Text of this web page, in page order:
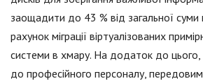
заощадити до 43 % від загальної суми
рахунок міграції віртуалізованих
системи в хмару. На додаток до
до професійного персоналу,